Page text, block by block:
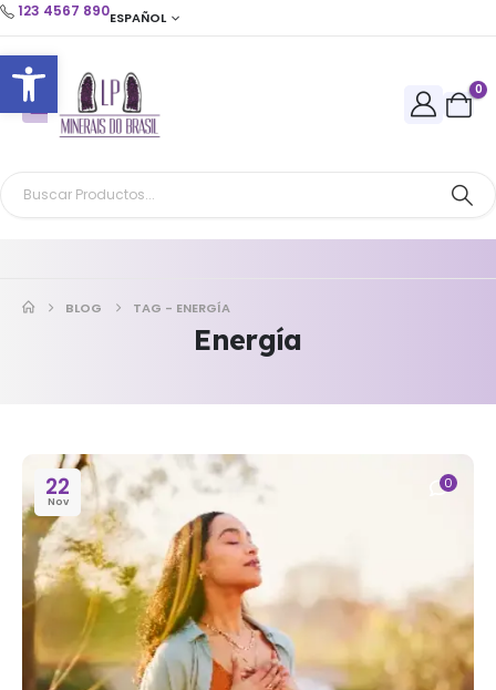
Abrir barra de herramientas
123 4567 890ESPAÑOL
0
BLOG TAG - ENERGÍA
Energía
22
Nov
0